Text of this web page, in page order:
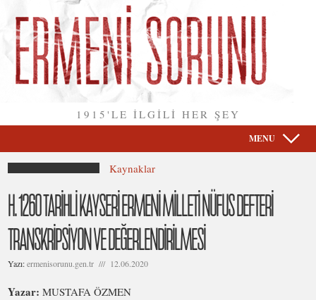
1915'LE İLGİLİ HER ŞEY
MENU
Kaynaklar
H. 1260 TARİHLİ KAYSERİ ERMENİ MİLLETİ NÜFUS DEFTERİ
TRANSKRİPSİYON VE DEĞERLENDİRİLMESİ
Yazı:ermenisorunu.gen.tr /// 12.06.2020
Yazar: MUSTAFA ÖZMEN